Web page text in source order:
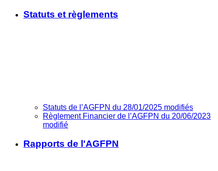
Statuts et règlements
Statuts de l’AGFPN du 28/01/2025 modifiés
Règlement Financier de l’AGFPN du 20/06/2023
modifié
Rapports de l'AGFPN